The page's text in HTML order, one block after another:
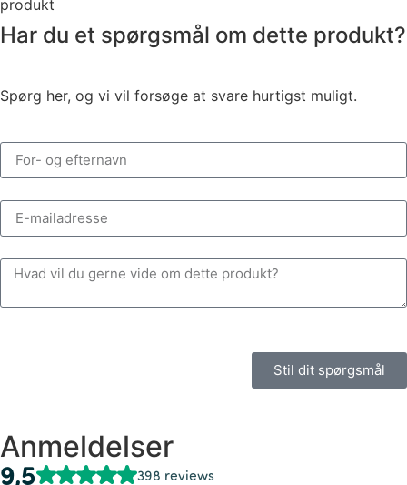
produkt
Har du et spørgsmål om dette produkt?
Spørg her, og vi vil forsøge at svare hurtigst muligt.
Stil dit spørgsmål
Anmeldelser
9,5 398 reviews